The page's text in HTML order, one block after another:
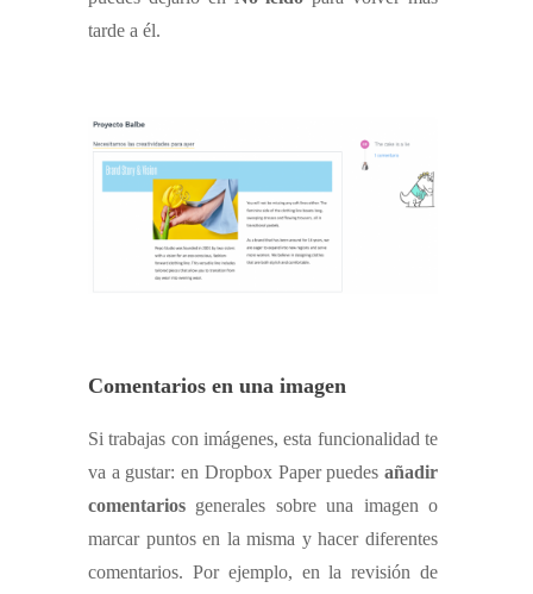
tarde a él.
Comentarios en una imagen
Si trabajas con imágenes, esta funcionalidad te
va a gustar: en Dropbox Paper puedes añadir
comentarios generales sobre una imagen o
marcar puntos en la misma y hacer diferentes
comentarios. Por ejemplo, en la revisión de